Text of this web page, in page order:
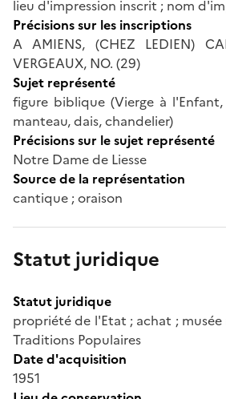
lieu d'impression inscrit ; nom
Précisions sur les inscriptions
A AMIENS, (CHEZ LEDIEN)
VERGEAUX, NO. (29)
Sujet représenté
figure biblique (Vierge à
manteau, dais, chandelier)
Précisions sur le sujet représenté
Notre Dame de Liesse
Source de la représentation
cantique ; oraison
Statut juridique
Statut juridique
propriété de l'Etat ; achat ;
Traditions Populaires
Date d'acquisition
1951